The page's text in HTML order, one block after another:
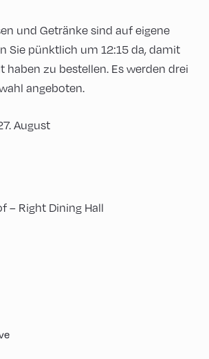
August
– Right Dining Hall
und Getränke sind auf eigene
Sie pünktlich um 12:15 da, damit
haben zu bestellen. Es werden drei
angeboten.